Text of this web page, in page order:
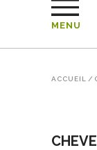
MENU
ACCUEIL /